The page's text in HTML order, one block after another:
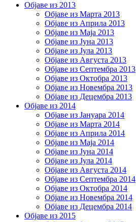
Објаве из 2013
Објаве из Марта 2013
Објаве из Априла 2013
Објаве из Маја 2013
Објаве из Јунa 2013
Објаве из Јула 2013
Објаве из Августа 2013
Објаве из Септембра 2013
Објаве из Октобра 2013
Објаве из Новембра 2013
Објаве из Децембра 2013
Објаве из 2014
Објаве из Јануара 2014
Објаве из Марта 2014
Објаве из Априла 2014
Објаве из Маја 2014
Објаве из Јуна 2014
Објаве из Јула 2014
Објаве из Августа 2014
Објаве из Септембра 2014
Објаве из Октобра 2014
Објаве из Новембра 2014
Објаве из Децембра 2014
Објаве из 2015